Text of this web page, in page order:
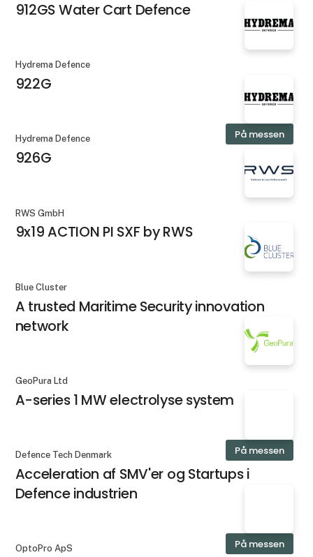
912GS Water Cart Defence
Hydrema Defence
922G
På messen
Hydrema Defence
926G
RWS GmbH
9x19 ACTION PI SXF by RWS
Blue Cluster
A trusted Maritime Security innovation
network
GeoPura Ltd
A-series 1 MW electrolyse system
På messen
Defence Tech Denmark
Acceleration af SMV'er og Startups i
Defence industrien
På messen
OptoPro ApS